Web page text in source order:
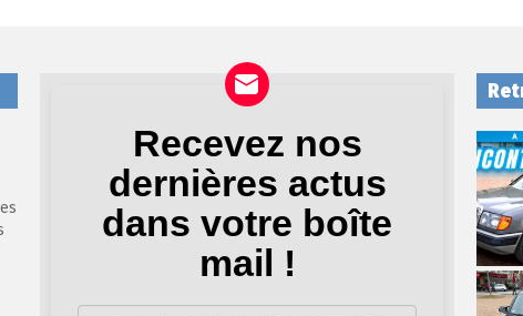
Newsletter
Recevez nos
dernières actus
dans votre boîte
mail !